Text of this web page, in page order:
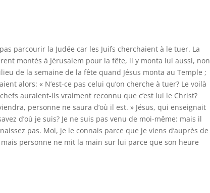
parcourir la Judée car les Juifs cherchaient à le tuer. La
montés à Jérusalem pour la fête, il y monta lui aussi, non
de la semaine de la fête quand Jésus monta au Temple ;
alors: « N’est-ce pas celui qu’on cherche à tuer? Le voilà
auraient-ils vraiment reconnu que c’est lui le Christ?
personne ne saura d’où il est. » Jésus, qui enseignait
d’où je suis? Je ne suis pas venu de moi-même: mais il
pas. Moi, je le connais parce que je viens d’auprès de
mais personne ne mit la main sur lui parce que son heure